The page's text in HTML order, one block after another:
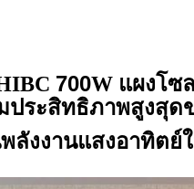
700W แผงโซ
ประสิทธิภาพสูงสุด
ลังงานแสงอาทิตย์